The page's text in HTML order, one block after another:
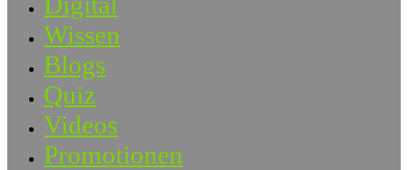
Wissen
Blogs
Quiz
Videos
Promotionen